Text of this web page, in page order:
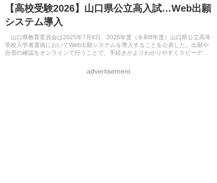
8月開催イベント・WS 全国公立高校 過去問 人気記事
自由研究教材（小学生向け）
【高校受験2026】山口県公立高入試…Web出願
システム導入
山口県教育委員会は2025年7月8日、2026年度（令和8年度）山口県公立高等
学校入学者選抜においてWeb出願システムを導入することを公表した。出願や
合否の確認をオンラインで行うことで、手続きがよりわかりやすくスピーディ
advertisement